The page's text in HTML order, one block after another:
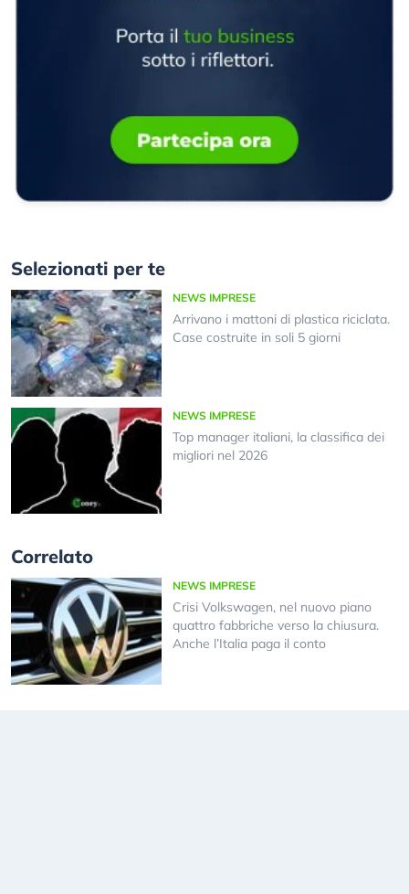
Selezionati per te
NEWS IMPRESE
Arrivano i mattoni di plastica riciclata.
Case costruite in soli 5 giorni
NEWS IMPRESE
Top manager italiani, la classifica dei
migliori nel 2026
Correlato
NEWS IMPRESE
Crisi Volkswagen, nel nuovo piano
quattro fabbriche verso la chiusura.
Anche l’Italia paga il conto